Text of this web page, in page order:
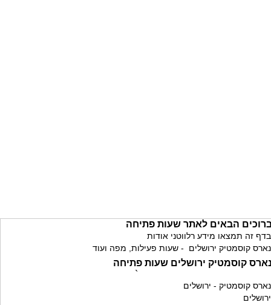
הבאים לאתר שעות פתיחה
בדף זה תמצאו מידע רלווטני אודות
נארס קוסמטיק ירושלים - שעות פעילות, מפה ועוד
קוסמטיק ירושלים שעות פתיחה
`
נארס קוסמטיק - ירושלים
ירושלים